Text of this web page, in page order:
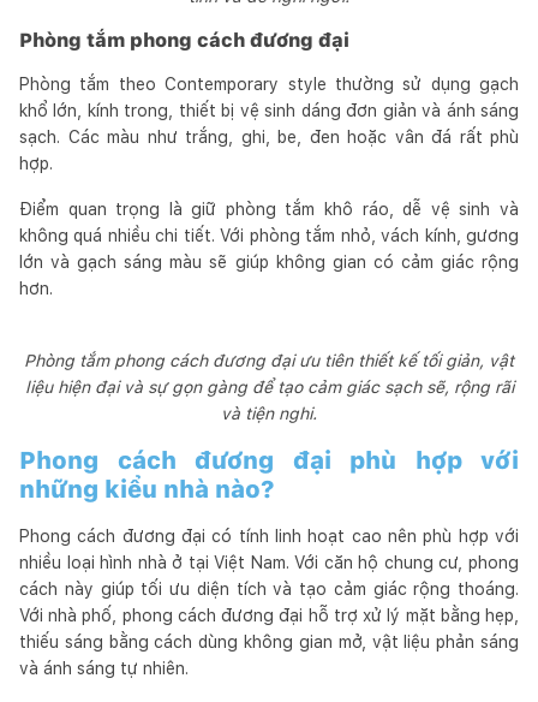
Phòng tắm phong cách đương đại
Phòng tắm theo Contemporary style thường sử dụng gạch
khổ lớn, kính trong, thiết bị vệ sinh dáng đơn giản và ánh sáng
sạch. Các màu như trắng, ghi, be, đen hoặc vân đá rất phù
hợp.
Điểm quan trọng là giữ phòng tắm khô ráo, dễ vệ sinh và
không quá nhiều chi tiết. Với phòng tắm nhỏ, vách kính, gương
lớn và gạch sáng màu sẽ giúp không gian có cảm giác rộng
hơn.
Phòng tắm phong cách đương đại ưu tiên thiết kế tối giản, vật
liệu hiện đại và sự gọn gàng để tạo cảm giác sạch sẽ, rộng rãi
và tiện nghi.
Phong cách đương đại phù hợp với
những kiểu nhà nào?
Phong cách đương đại có tính linh hoạt cao nên phù hợp với
nhiều loại hình nhà ở tại Việt Nam. Với căn hộ chung cư, phong
cách này giúp tối ưu diện tích và tạo cảm giác rộng thoáng.
Với nhà phố, phong cách đương đại hỗ trợ xử lý mặt bằng hẹp,
thiếu sáng bằng cách dùng không gian mở, vật liệu phản sáng
và ánh sáng tự nhiên.